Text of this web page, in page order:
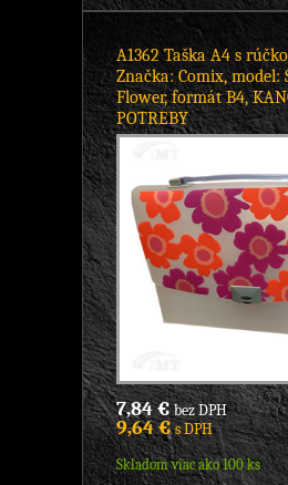
A1362 Taška A4 s
Značka: Comix, model:
Flower, formát B4,
POTREBY
7,84 €bez DPH
9,64 €s DPH
Skladom viac ako 100 ks